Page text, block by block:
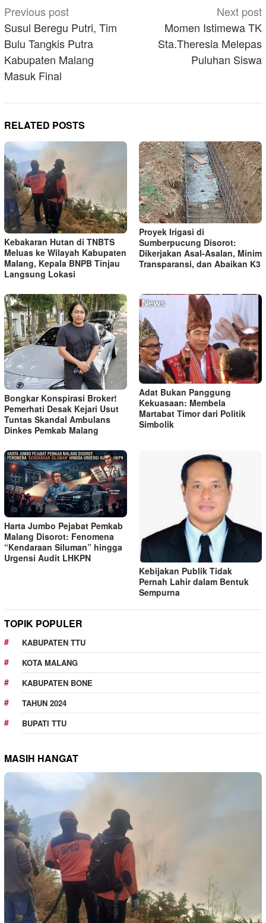
Post
navigation
Previous post
Susul Beregu Putri, Tim
Bulu Tangkis Putra
Kabupaten Malang
Masuk Final
Next post
Momen Istimewa TK
Sta.Theresia Melepas
Puluhan Siswa
RELATED POSTS
Kebakaran Hutan di TNBTS
Meluas ke Wilayah Kabupaten
Malang, Kepala BNPB Tinjau
Langsung Lokasi
Proyek Irigasi di
Sumberpucung Disorot:
Dikerjakan Asal-Asalan, Minim
Transparansi, dan Abaikan K3
Bongkar Konspirasi Broker!
Pemerhati Desak Kejari Usut
Tuntas Skandal Ambulans
Dinkes Pemkab Malang
Adat Bukan Panggung
Kekuasaan: Membela
Martabat Timor dari Politik
Simbolik
Harta Jumbo Pejabat Pemkab
Malang Disorot: Fenomena
“Kendaraan Siluman” hingga
Urgensi Audit LHKPN
Kebijakan Publik Tidak
Pernah Lahir dalam Bentuk
Sempurna
TOPIK POPULER
KABUPATEN TTU
KOTA MALANG
KABUPATEN BONE
TAHUN 2024
BUPATI TTU
MASIH HANGAT